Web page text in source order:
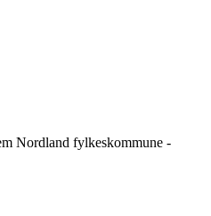
Nordland fylkeskommune -